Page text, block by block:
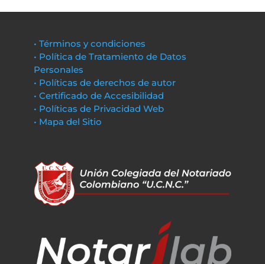
• Términos y condiciones
• Política de Tratamiento de Datos
Personales
• Políticas de derechos de autor
• Certificado de Accesibilidad
• Políticas de Privacidad Web
• Mapa del Sitio